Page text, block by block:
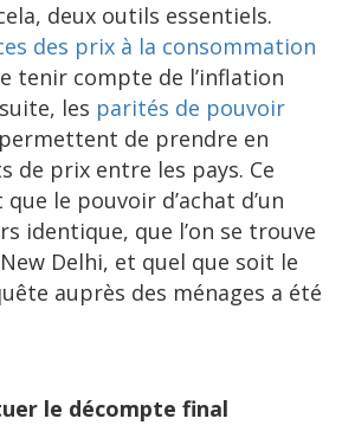
deux outils essentiels.
des prix à la consommation
tenir compte de l’inflation
les parités de pouvoir
de prendre en
de prix entre les pays. Ce
le pouvoir d’achat d’un
identique, que l’on se trouve
Delhi, et quel que soit le
auprès des ménages a été
le décompte final